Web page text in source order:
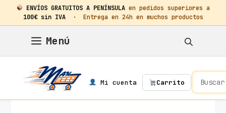
ENVÍOS GRATUITOS A PENÍNSULA en pedidos superiores a
100€ sin IVA· Entrega en 24h en muchos productos
contenido
Menú
Mi cuenta Carrito